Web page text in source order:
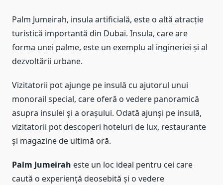
Palm Jumeirah, insula artificială, este o altă atracție
turistică importantă din Dubai. Insula, care are
forma unei palme, este un exemplu al ingineriei și al
dezvoltării urbane.
Vizitatorii pot ajunge pe insulă cu ajutorul unui
monorail special, care oferă o vedere panoramică
asupra insulei și a orașului. Odată ajunși pe insulă,
vizitatorii pot descoperi hoteluri de lux, restaurante
și magazine de ultimă oră.
Palm Jumeirah este un loc ideal pentru cei care
caută o experiență deosebită și o vedere